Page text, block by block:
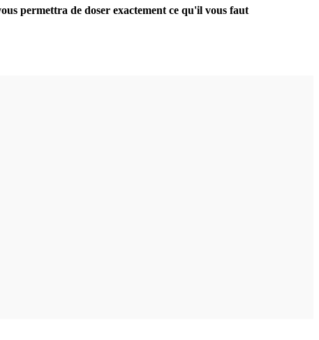
permettra de doser exactement ce qu'il vous faut